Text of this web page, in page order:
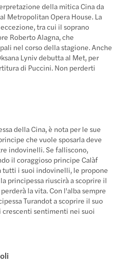
della mitica Cina da
Metropolitan Opera House. La
tra cui il soprano
Roberto Alagna, che
nel corso della stagione. Anche
Lyniv debutta al Met, per
di Puccini. Non perderti
della Cina, è nota per le sue
che vuole sposarla deve
indovinelli. Se falliscono,
il coraggioso principe Calàf
tutti i suoi indovinelli, le propone
principessa riuscirà a scoprire il
la vita. Con l'alba sempre
Turandot a scoprire il suo
crescenti sentimenti nei suoi